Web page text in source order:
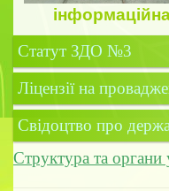
Статут ЗДО №3
Ліцензії на
Свідоцтво про
Структура та органи